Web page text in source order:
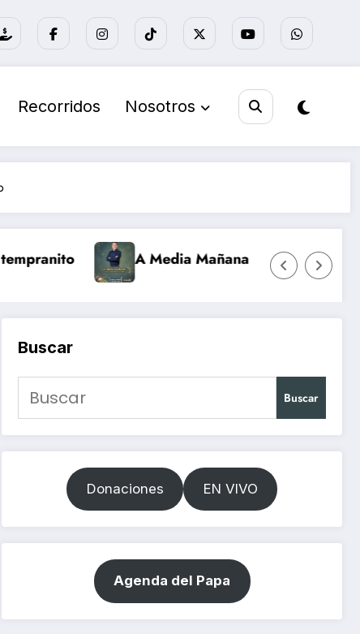
Recorridos Nosotros
A Media Mañana Nuevo día Retro
Buscar
Buscar
Donaciones EN VIVO
Agenda del Papa